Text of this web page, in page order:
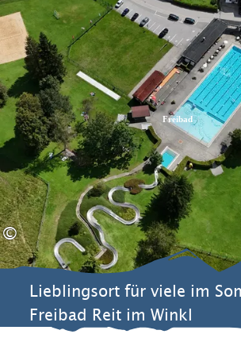
Zum
Zur
Zum
©
Freibad
Lieblingsort für viele im
Freibad Reit im Winkl